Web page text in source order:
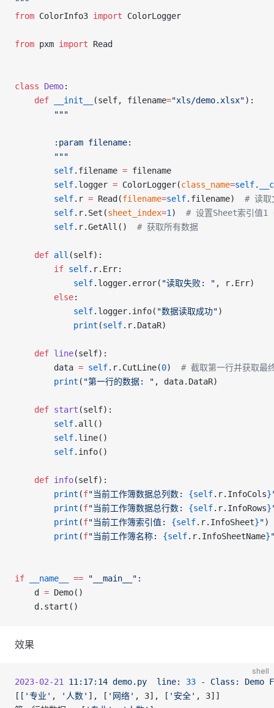
from ColorInfo3 import ColorLogger
from pxm import Read
class Demo:
	def
__init__ (self, filename="xls/demo.xlsx"):
		"""
		:param filename:
		"""
		self
.filename = filename
		self
.logger = ColorLogger(class_name=self.
		self
.r = Read(filename=self.filename) # 读取
		self
.r.Set(sheet_index=1 ) # 设置Sheet索引值1
		self
.r.GetAll() # 获取所有数据
	def
all (self):
		if
self.r.Err:
			self
.logger.error( "读取失败: " , r.Err)
		else
:
			self
.logger.info( "数据读取成功")
			print
(self.r.DataR)
	def
line(self):
		data
= self.r.CutLine(0) # 截取第一行并获取最
		print
( "第一行的数据: " , data.DataR)
	def
start (self):
		self
.all()
		self
.line()
		self
.info()
	def
info(self):
		print
(f"当前工作簿数据总列数: {self.r.InfoCols}
		print
(f"当前工作簿数据总行数: {self.r.InfoRows}
		print
(f"当前工作簿索引值: {self.r.InfoSheet}")
		print
(f"当前工作簿名称: {self.r.InfoSheetName}
if __name__ == "__main__" :
	d
= Demo()
	d.start()
效果
shell
2023-02-21 11:17:14 demo.py
  line:
33 - Class: Demo
[[ '专业' , '人数' ], [ '网络' , 3], [ '安全' , 3]]